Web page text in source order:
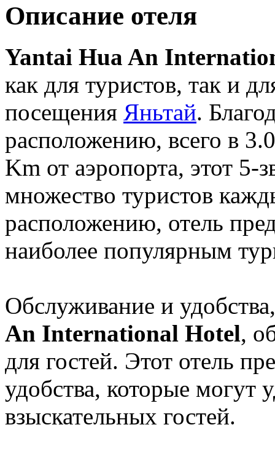
Описание отеля
Yantai Hua An
как для туристов, так и
посещения Яньтай.
расположению, всего в
Km от аэропорта, этот 5-
множество туристов
расположению, отель
наиболее популярным
Обслуживание и
An International Hotel,
для гостей. Этот отель
удобства, которые могут
взыскательных гостей.